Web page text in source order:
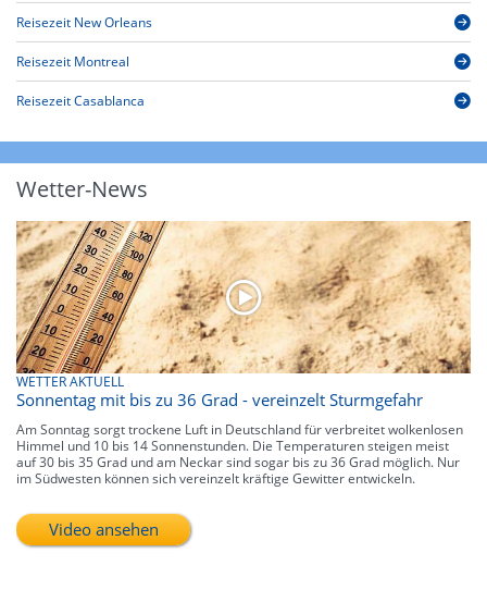
Reisezeit New Orleans
Reisezeit Montreal
Reisezeit Casablanca
Wetter-News
WETTER AKTUELL
Sonnentag mit bis zu 36 Grad - vereinzelt Sturmgefahr
Am Sonntag sorgt trockene Luft in Deutschland für verbreitet wolkenlosen
Himmel und 10 bis 14 Sonnenstunden. Die Temperaturen steigen meist
auf 30 bis 35 Grad und am Neckar sind sogar bis zu 36 Grad möglich. Nur
im Südwesten können sich vereinzelt kräftige Gewitter entwickeln.
Video ansehen